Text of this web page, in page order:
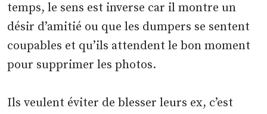
temps, le sens est inverse car il montre un
désir d’amitié ou que les dumpers se sentent
coupables et qu’ils attendent le bon moment
pour supprimer les photos.
Ils veulent éviter de blesser leurs ex, c’est